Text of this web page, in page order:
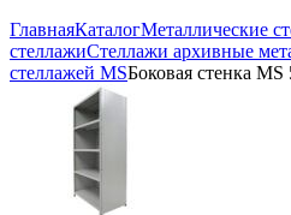
ГлавнаяКаталогМеталлические
стеллажиСтеллажи архивные
стеллажей MSБоковая стенка MS